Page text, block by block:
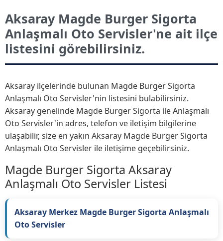
Aksaray Magde Burger Sigorta
Anlaşmalı Oto Servisler'ne ait ilçe
listesini görebilirsiniz.
Aksaray ilçelerinde bulunan Magde Burger Sigorta
Anlaşmalı Oto Servisler'nin listesini bulabilirsiniz.
Aksaray genelinde Magde Burger Sigorta ile Anlaşmalı
Oto Servisler'in adres, telefon ve iletişim bilgilerine
ulaşabilir, size en yakın Aksaray Magde Burger Sigorta
Anlaşmalı Oto Servisler ile iletişime geçebilirsiniz.
Magde Burger Sigorta Aksaray
Anlaşmalı Oto Servisler Listesi
Aksaray Merkez Magde Burger Sigorta Anlaşmalı
Oto Servisler